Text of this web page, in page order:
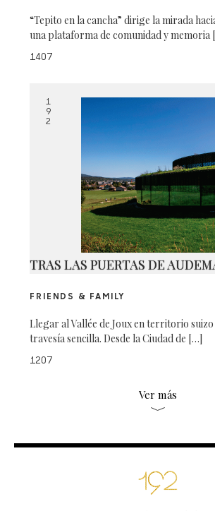
“Tepito en la cancha” dirige la mirada
una plataforma de comunidad y memoria
1407
1
9
2
TRAS LAS PUERTAS DE
FRIENDS & FAMILY
Llegar al Vallée de Joux en territorio suizo
travesía sencilla. Desde la Ciudad de […]
1207
Ver más